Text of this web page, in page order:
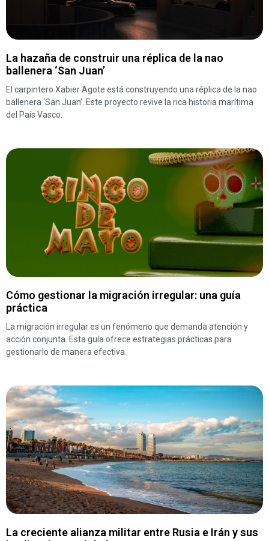
La hazaña de construir una réplica de la nao
ballenera ‘San Juan’
El carpintero Xabier Agote está construyendo una réplica de la nao
ballenera ‘San Juan’. Este proyecto revive la rica historia marítima
del País Vasco.
Cómo gestionar la migración irregular: una guía
práctica
La migración irregular es un fenómeno que demanda atención y
acción conjunta. Esta guía ofrece estrategias prácticas para
gestionarlo de manera efectiva.
La creciente alianza militar entre Rusia e Irán y sus